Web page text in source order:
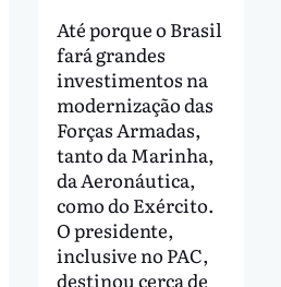
Até porque o Brasil
fará grandes
investimentos na
modernização das
Forças Armadas,
tanto da Marinha,
da Aeronáutica,
como do Exército.
O presidente,
inclusive no PAC,
destinou cerca de